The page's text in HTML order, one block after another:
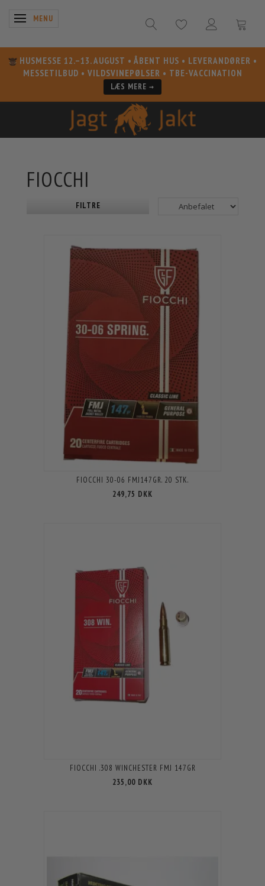
SKIFTE NAVIGATION
MENU
HUSMESSE 12.–13. AUGUST • ÅBENT HUS • LEVERANDØRER •
MESSETILBUD • VILDSVINEPØLSER • TBE-VACCINATION
LÆS MERE →
FIOCCHI
FILTRE
FIOCCHI 30-06 FMJ147GR. 20 STK.
249,75 DKK
FIOCCHI .308 WINCHESTER FMJ 147GR
235,00 DKK